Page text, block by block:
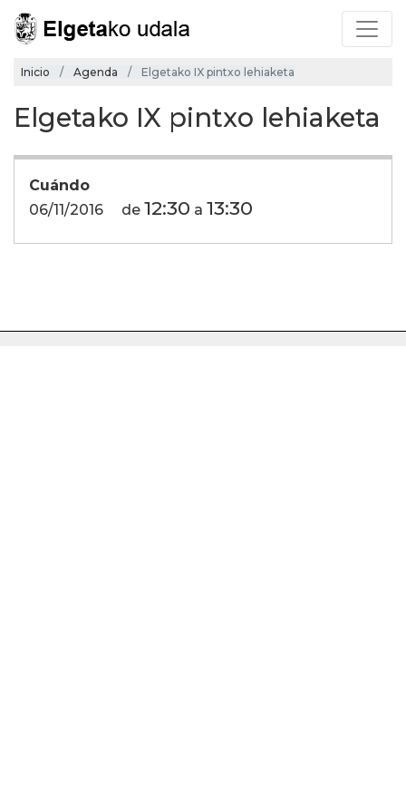
Inicio Agenda Elgetako IX pintxo lehiaketa
Elgetako IX pintxo lehiaketa
Cuándo
06/11/2016
de 12:30 a 13:30